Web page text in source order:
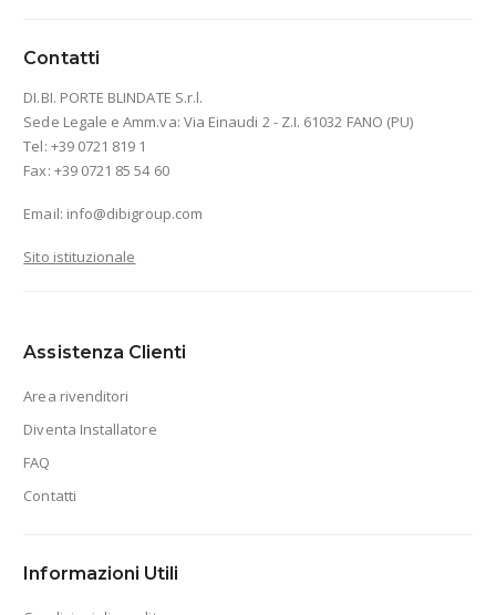
Contatti
DI.BI. PORTE BLINDATE S.r.l.
Sede Legale e Amm.va: Via Einaudi 2 - Z.I. 61032 FANO (PU)
Tel: +39 0721 819 1
Fax: +39 0721 85 54 60
Email: info@dibigroup.com
Sito istituzionale
Assistenza Clienti
Area rivenditori
Diventa Installatore
FAQ
Contatti
Informazioni Utili